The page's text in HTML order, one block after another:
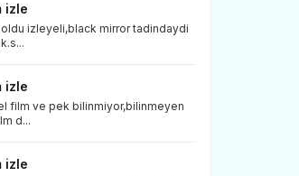
izle
izleyeli,black mirror tadindaydi
izle
film ve pek bilinmiyor,bilinmeyen
d...
izle